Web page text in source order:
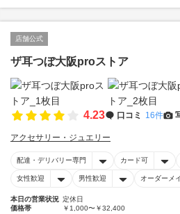
店舗公式
ザ耳つぼ大阪proストア
4.23 口コミ 16件
アクセサリー・ジュエリー
配達・デリバリー専門 カード可
女性歓迎 男性歓迎 オーダーメ
本日の営業状況 定休日
価格帯
￥1,000〜￥32,400